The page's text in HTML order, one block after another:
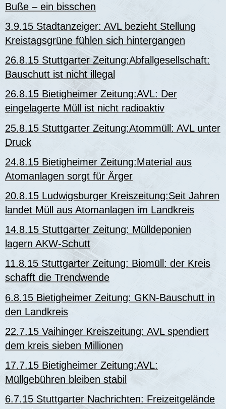
Buße – ein bisschen
3.9.15 Stadtanzeiger: AVL bezieht Stellung
Kreistagsgrüne fühlen sich hintergangen
26.8.15 Stuttgarter Zeitung:Abfallgesellschaft:
Bauschutt ist nicht illegal
26.8.15 Bietigheimer Zeitung:AVL: Der
eingelagerte Müll ist nicht radioaktiv
25.8.15 Stuttgarter Zeitung:Atommüll: AVL unter
Druck
24.8.15 Bietigheimer Zeitung:Material aus
Atomanlagen sorgt für Ärger
20.8.15 Ludwigsburger Kreiszeitung:Seit Jahren
landet Müll aus Atomanlagen im Landkreis
14.8.15 Stuttgarter Zeitung: Mülldeponien
lagern AKW-Schutt
11.8.15 Stuttgarter Zeitung: Biomüll: der Kreis
schafft die Trendwende
6.8.15 Bietigheimer Zeitung: GKN-Bauschutt in
den Landkreis
22.7.15 Vaihinger Kreiszeitung: AVL spendiert
dem kreis sieben Millionen
17.7.15 Bietigheimer Zeitung:AVL:
Müllgebühren bleiben stabil
6.7.15 Stuttgarter Nachrichten: Freizeitgelände